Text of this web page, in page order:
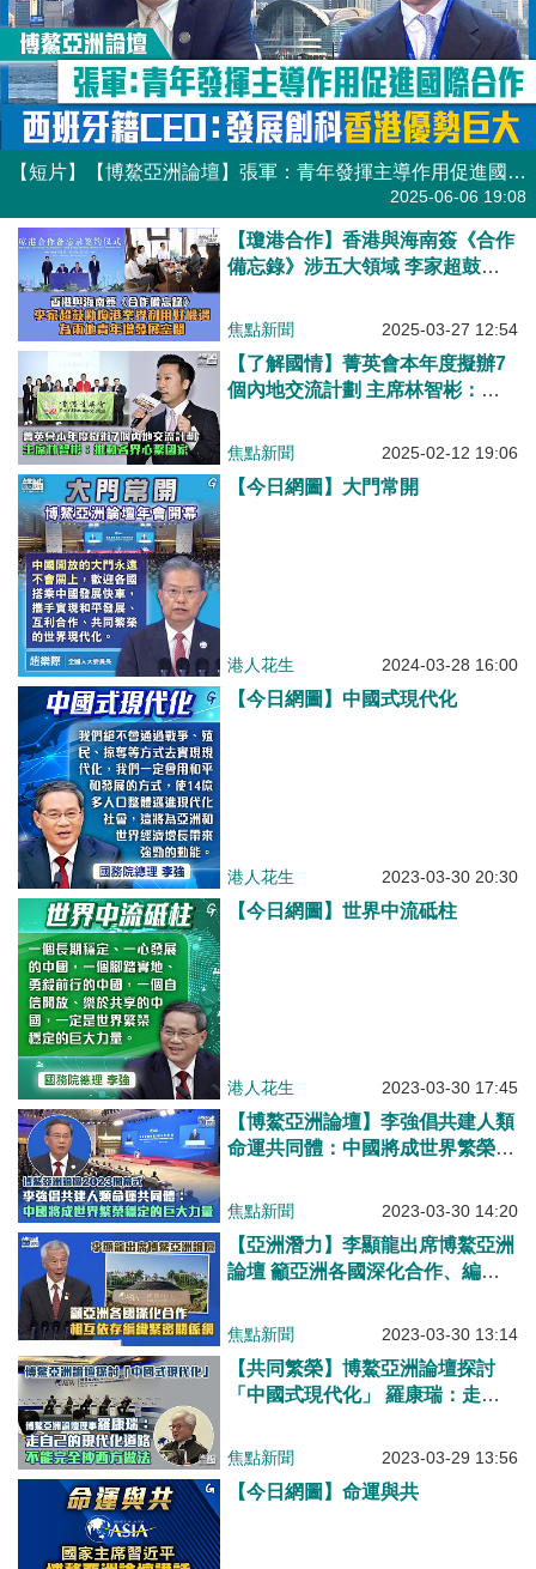
【短片】【博鰲亞洲論壇】張軍：青年發揮主導作用促進國際合作 西班牙籍CEO：發展創科香港優勢巨大
2025-06-06 19:08
【瓊港合作】香港與海南簽《合作
備忘錄》涉五大領域 李家超鼓勵
增發展空間
焦點新聞 2025-03-27 12:54
【了解國情】菁英會本年度擬辦7
個內地交流計劃 主席林智彬：推
焦點新聞 2025-02-12 19:06
【今日網圖】大門常開
港人花生 2024-03-28 16:00
【今日網圖】中國式現代化
港人花生 2023-03-30 20:30
【今日網圖】世界中流砥柱
港人花生 2023-03-30 17:45
【博鰲亞洲論壇】李強倡共建人類
命運共同體：中國將成世界繁榮穩
焦點新聞 2023-03-30 14:20
【亞洲潛力】李顯龍出席博鰲亞洲
論壇 籲亞洲各國深化合作、編織
焦點新聞 2023-03-30 13:14
【共同繁榮】博鰲亞洲論壇探討
「中國式現代化」 羅康瑞：走自
做法
焦點新聞 2023-03-29 13:56
【今日網圖】命運與共